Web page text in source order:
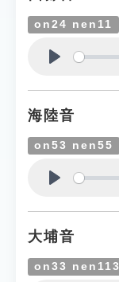
on24 nen11
海陸音
on53 nen55
大埔音
on33 nen113